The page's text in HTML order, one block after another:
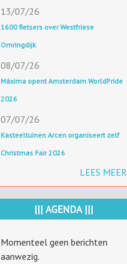
13/07/26
1600 fietsers over Westfriese
Omringdijk
08/07/26
Máxima opent Amsterdam WorldPride
2026
07/07/26
Kasteeltuinen Arcen organiseert zelf
Christmas Fair 2026
LEES MEER
||| AGENDA |||
Momenteel geen berichten
aanwezig.